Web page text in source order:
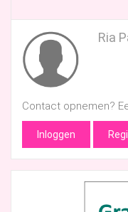
Ria
Contact opnemen?
Inloggen